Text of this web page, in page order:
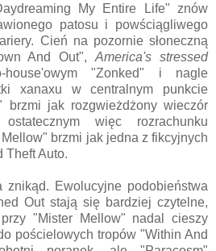
My Entire Life" znów
patosu i powściągliwego
Cień na pozornie słoneczną
And Out",America's stressed
house'owym "Zonked" i nagle
xanaxu w centralnym punkcie
brzmi jak rozgwieżdżony wieczór
więc rozrachunku
brzmi jak jedna z fikcyjnych
Theft Auto.
znikąd. Ewolucyjne podobieństwa
Out stają się bardziej czytelne,
"Mister Mellow" nadal cieszy
pościelowych tropów "Within And